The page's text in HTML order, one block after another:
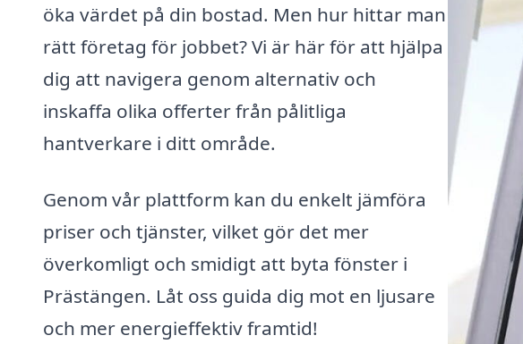
öka värdet på din bostad. Men hur hittar man
rätt företag för jobbet? Vi är här för att hjälpa
dig att navigera genom alternativ och
inskaffa olika offerter från pålitliga
hantverkare i ditt område.
Genom vår plattform kan du enkelt jämföra
priser och tjänster, vilket gör det mer
överkomligt och smidigt att byta fönster i
Prästängen. Låt oss guida dig mot en ljusare
och mer energieffektiv framtid!